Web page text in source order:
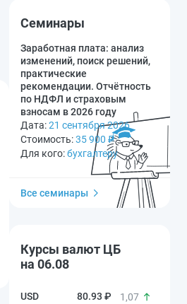
Семинары
Заработная плата: анализ
изменений, поиск решений,
практические
рекомендации. Отчётность
по НДФЛ и страховым
взносам в 2026 году
Дата:21 сентября 2026
Стоимость:35 900 ₽
Для кого:бухгалтеру
Все семинары
Курсы валют ЦБ
на 06.08
80.93 ₽ 1,07